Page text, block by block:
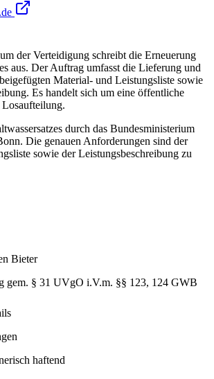
der Verteidigung schreibt die Erneuerung
aus. Der Auftrag umfasst die Lieferung und
Material- und Leistungsliste sowie
Es handelt sich um eine öffentliche
durch das Bundesministerium
Die genauen Anforderungen sind der
sowie der Leistungsbeschreibung zu
Bieter
gem. § 31 UVgO i.V.m. §§ 123, 124 GWB
haftend